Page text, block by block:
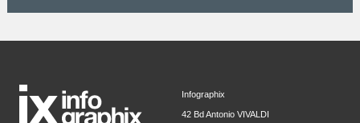
Infographix
42 Bd Antonio VIVALDI